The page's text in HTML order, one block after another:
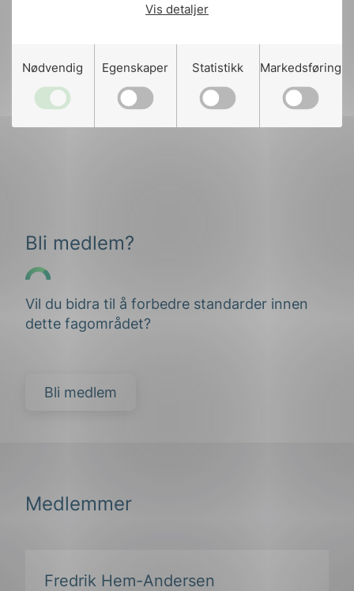
Vis detaljer
Nødvendig Egenskaper Statistikk Markedsføring
Bli medlem?
Vil du bidra til å forbedre standarder innen
dette fagområdet?
Bli medlem
Medlemmer
Fredrik Hem-Andersen